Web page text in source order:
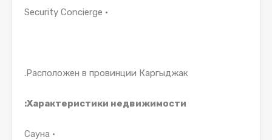
• Security Concierge
Расположен в провинции Каргыджак.
Характеристики недвижимости:
• Сауна